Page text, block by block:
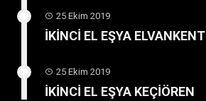
25 Ekim 2019
İKİNCİ EL EŞYA ELVANKENT
25 Ekim 2019
İKİNCİ EL EŞYA KEÇİÖREN